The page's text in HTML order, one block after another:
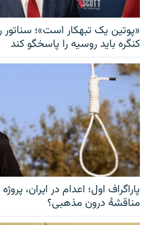
«پوتین یک تبهکار است»؛
کنگره باید روسیه را پاسخگو کند
پاراگراف اول؛ اعدام در ایران،
مناقشهٔ درون مذهبی؟